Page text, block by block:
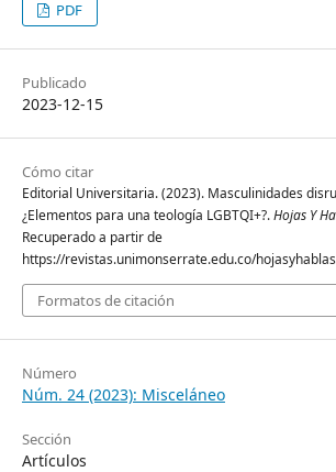
PDF
Publicado
2023-12-15
Cómo citar
Editorial Universitaria. (2023). Masculinidades
¿Elementos para una teología LGBTQI+?.Hojas Y
Recuperado a partir de
https://revistas.unimonserrate.edu.co/
Formatos de citación
Número
Núm. 24 (2023): Misceláneo
Sección
Artículos